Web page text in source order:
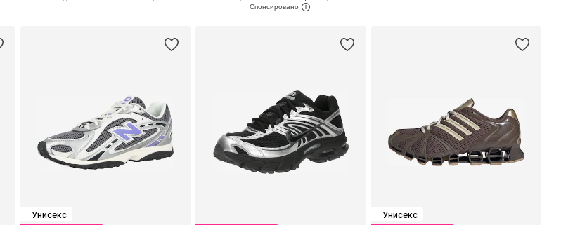
Добавить в корзину
Унисекс
Унисекс